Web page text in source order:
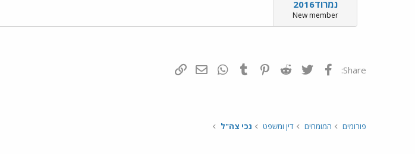
ר
י
ך
נמרוד2016
New member
Share: פייסבוק Twitter
Reddit
Pinterest
Tumblr
WhatsAppדואר אלקטרוני
פורומים המומחים דין ומשפט נכי צה"ל